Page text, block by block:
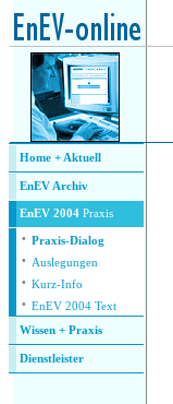
Home + Aktuell
EnEV Archiv
EnEV 2004 Praxis
· Praxis-Dialog
· Auslegungen
· Kurz-Info
· EnEV 2004 Text
Wissen + Praxis
Dienstleister